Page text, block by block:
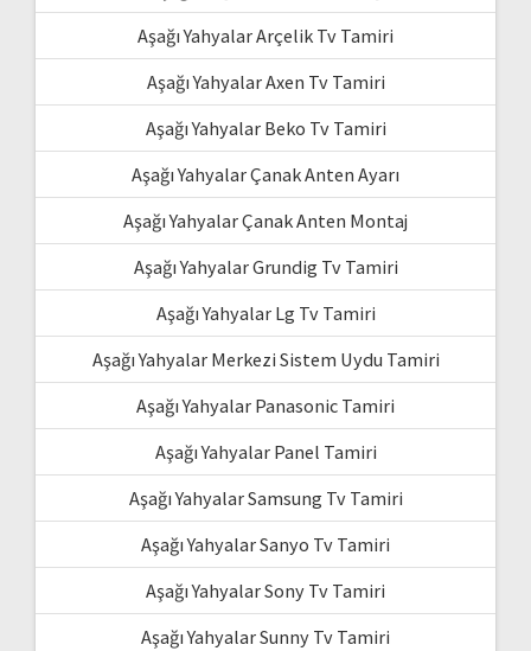
Aşağı Yahyalar Arçelik Tv Tamiri
Aşağı Yahyalar Axen Tv Tamiri
Aşağı Yahyalar Beko Tv Tamiri
Aşağı Yahyalar Çanak Anten Ayarı
Aşağı Yahyalar Çanak Anten Montaj
Aşağı Yahyalar Grundig Tv Tamiri
Aşağı Yahyalar Lg Tv Tamiri
Aşağı Yahyalar Merkezi Sistem Uydu Tamiri
Aşağı Yahyalar Panasonic Tamiri
Aşağı Yahyalar Panel Tamiri
Aşağı Yahyalar Samsung Tv Tamiri
Aşağı Yahyalar Sanyo Tv Tamiri
Aşağı Yahyalar Sony Tv Tamiri
Aşağı Yahyalar Sunny Tv Tamiri